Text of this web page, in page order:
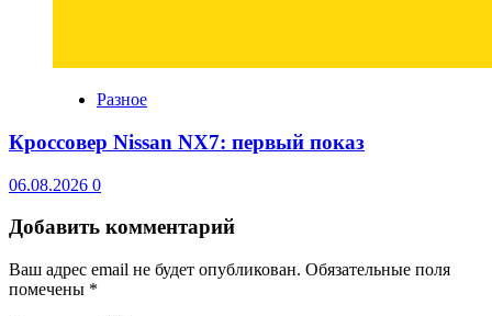
Разное
Кроссовер Nissan NX7: первый показ
06.08.2026 0
Добавить комментарий
Ваш адрес email не будет опубликован. Обязательные поля
помечены *